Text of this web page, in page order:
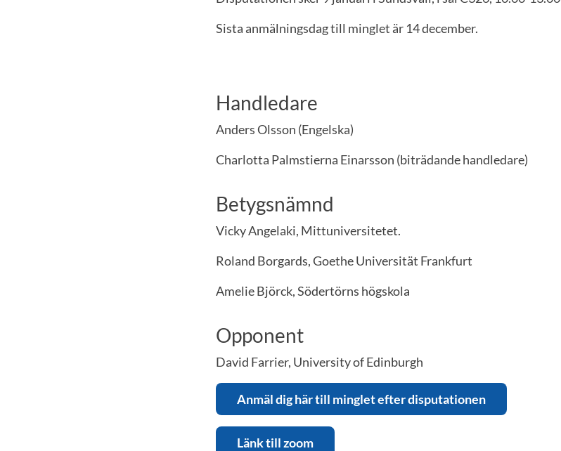
Sista anmälningsdag till minglet är 14 december.
Handledare
Anders Olsson (Engelska)
Charlotta Palmstierna Einarsson (biträdande handledare)
Betygsnämnd
Vicky Angelaki, Mittuniversitetet.
Roland Borgards, Goethe Universität Frankfurt
Amelie Björck, Södertörns högskola
Opponent
David Farrier, University of Edinburgh
Anmäl dig här till minglet efter disputationen
Länk till zoom